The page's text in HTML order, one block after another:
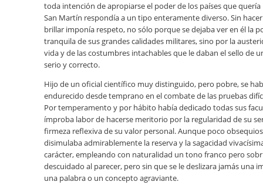
toda intención de apropiarse el poder de los países que
San Martín respondía a un tipo enteramente diverso. Sin
brillar imponía respeto, no sólo porque se dejaba ver en él la
tranquila de sus grandes calidades militares, sino por la
vida y de las costumbres intachables que le daban el sello de
serio y correcto.
Hijo de un oficial científico muy distinguido, pero pobre, se
endurecido desde temprano en el combate de las pruebas
Por temperamento y por hábito había dedicado todas sus
ímproba labor de hacerse meritorio por la regularidad de su
firmeza reflexiva de su valor personal. Aunque poco
disimulaba admirablemente la reserva y la sagacidad
carácter, empleando con naturalidad un tono franco pero
descuidado al parecer, pero sin que se le deslizara jamás una
una palabra o un concepto agraviante.